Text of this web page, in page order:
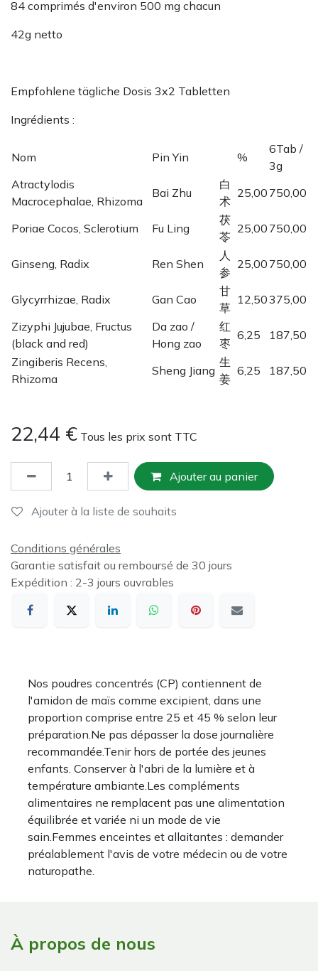
84 comprimés d'environ 500 mg chacun
42g netto
Empfohlene tägliche Dosis 3x2 Tabletten
Ingrédients :
Nom Pin Yin %
6Tab /
3g
Atractylodis
Macrocephalae, Rhizoma
Bai Zhu
白
术
25,00 750,00
Poriae Cocos, Sclerotium Fu Ling
茯
苓
25,00 750,00
Ginseng, Radix Ren Shen
人
参
25,00 750,00
Glycyrrhizae, Radix Gan Cao
甘
草
12,50375,00
Zizyphi Jujubae, Fructus
(black and red)
Da zao /
Hong zao
红
枣
6,25
187,50
Zingiberis Recens,
Rhizoma
Sheng Jiang
生
姜
6,25 187,50
22,44 € Tous les prix sont TTC
Ajouter au panier
Ajouter à la liste de souhaits
Conditions générales
Garantie satisfait ou remboursé de 30 jours
Expédition : 2-3 jours ouvrables
Nos poudres concentrés (CP) contiennent de
l'amidon de maïs comme excipient, dans une
proportion comprise entre 25 et 45 % selon leur
préparation.Ne pas dépasser la dose journalière
recommandée.Tenir hors de portée des jeunes
enfants. Conserver à l'abri de la lumière et à
température ambiante.Les compléments
alimentaires ne remplacent pas une alimentation
équilibrée et variée ni un mode de vie
sain.Femmes enceintes et allaitantes : demander
préalablement l'avis de votre médecin ou de votre
naturopathe.
À propos de nous